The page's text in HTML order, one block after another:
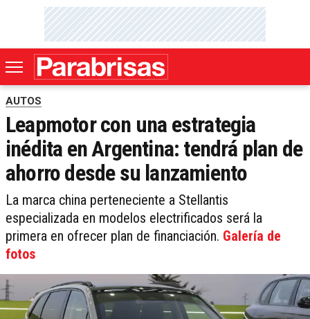
AUTOS
Leapmotor con una estrategia
inédita en Argentina: tendrá plan de
ahorro desde su lanzamiento
La marca china perteneciente a Stellantis
especializada en modelos electrificados será la
primera en ofrecer plan de financiación. Galería de
fotos